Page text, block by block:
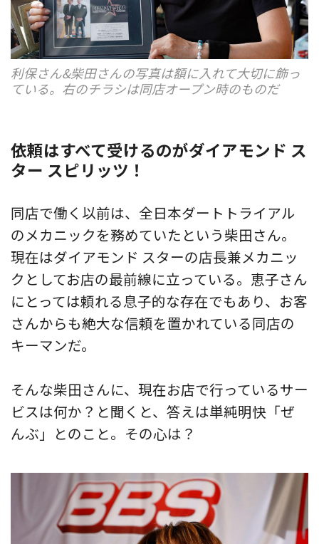
利保さん&柴田さんの写真は額に入れて大切に飾っ
ている。右のチラシは同店オープン時のものだ
依頼はすべて受けるのがダイアモンド ス
ター スピリッツ！
同店で働く以前は、全日本ダートトライアル
のメカニックを務めていたという柴田さん。
現在はダイアモンド スターの店長兼メカニッ
クとしてお店の最前線に立っている。恵子さん
にとっては頼れる息子的な存在でもあり、お客
さんからも絶大な信頼を置かれている同店の
キーマンだ。
そんな柴田さんに、現在お店で行っているサー
ビスは何か？と聞くと、答えは単純明快「ぜ
んぶ」とのこと。その心は？